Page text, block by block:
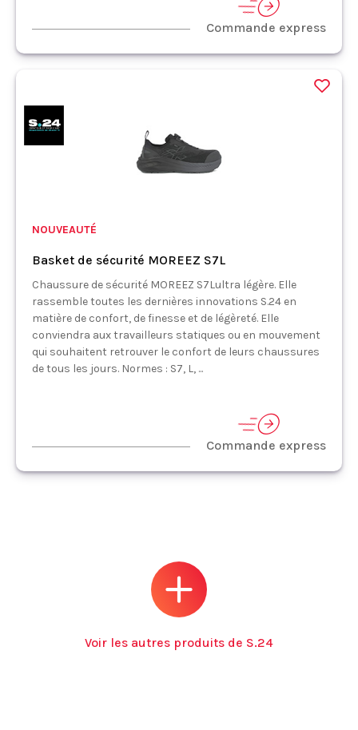
Commande express
NOUVEAUTÉ
Basket de sécurité MOREEZ S7L
Chaussure de sécurité MOREEZ S7Lultra légère. Elle
rassemble toutes les dernières innovations S.24 en
matière de confort, de finesse et de légèreté. Elle
conviendra aux travailleurs statiques ou en mouvement
qui souhaitent retrouver le confort de leurs chaussures
de tous les jours. Normes : S7, L, ...
Commande express
Voir les autres produits de S.24